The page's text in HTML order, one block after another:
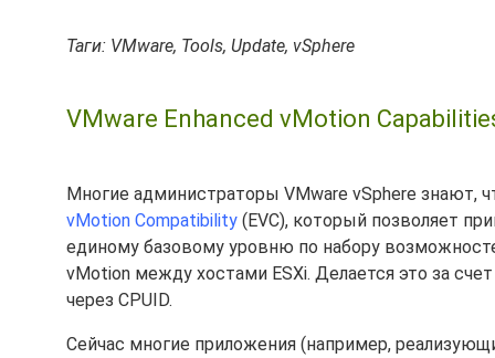
Таги: VMware, Tools, Update, vSphere
VMware Enhanced vMotion
Многие администраторы VMware vSphere
vMotion Compatibility (EVC), который позволяет
единому базовому уровню по набору
vMotion между хостами ESXi. Делается это за
через CPUID.
Сейчас многие приложения (например,